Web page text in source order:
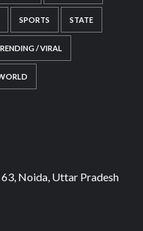
SPORTS STATE
/ VIRAL
Noida, Uttar Pradesh